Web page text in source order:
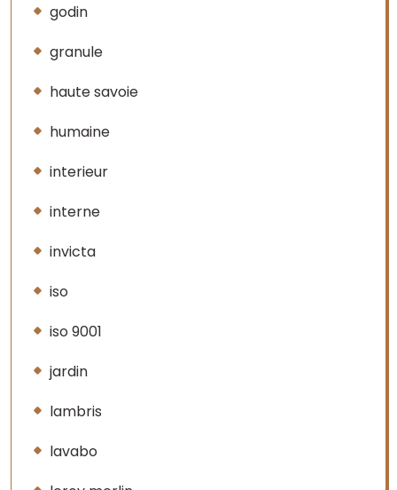
godin
granule
haute savoie
humaine
interieur
interne
invicta
iso
iso 9001
jardin
lambris
lavabo